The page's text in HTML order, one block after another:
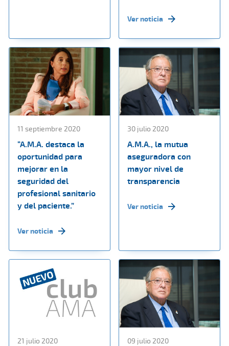
Ver noticia
11 septiembre 2020
“A.M.A. destaca la
oportunidad para
mejorar en la
seguridad del
profesional sanitario
y del paciente.”
Ver noticia
30 julio 2020
A.M.A., la mutua
aseguradora con
mayor nivel de
transparencia
Ver noticia
21 julio 2020 09 julio 2020